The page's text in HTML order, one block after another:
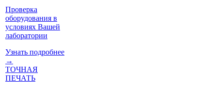
Проверка
оборудования в
условиях Вашей
лаборатории
Узнать подробнее
→
ТОЧНАЯ
ПЕЧАТЬ